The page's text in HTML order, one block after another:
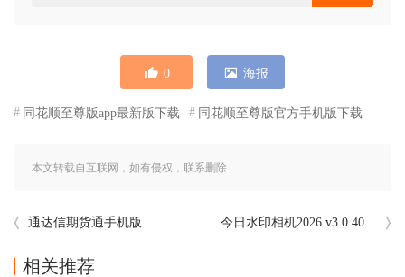
0 海报
同花顺至尊版app最新版下载 同花顺至尊版官方手机版下载
本文转载自互联网，如有侵权，联系删除
通达信期货通手机版 今日水印相机2026 v3.0.405.4最新版本
相关推荐